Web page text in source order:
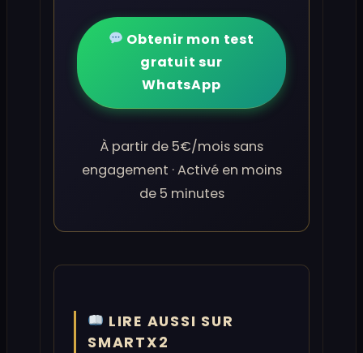
Obtenir mon test
gratuit sur
WhatsApp
À partir de 5€/mois sans
engagement · Activé en moins
de 5 minutes
LIRE AUSSI SUR
SMARTX2